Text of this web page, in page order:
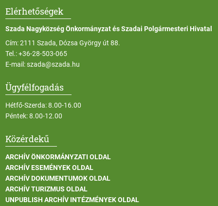
Elérhetőségek
Szada Nagyközség Önkormányzat és Szadai Polgármesteri Hivatal
Cím: 2111 Szada, Dózsa György út 88.
Tel.:+36-28-503-065
E-mail:szada@szada.hu
Ügyfélfogadás
Hétfő-Szerda: 8.00-16.00
Péntek: 8.00-12.00
Közérdekű
ARCHÍV ÖNKORMÁNYZATI OLDAL
ARCHÍV ESEMÉNYEK OLDAL
ARCHÍV DOKUMENTUMOK OLDAL
ARCHÍV TURIZMUS OLDAL
UNPUBLISH ARCHÍV INTÉZMÉNYEK OLDAL